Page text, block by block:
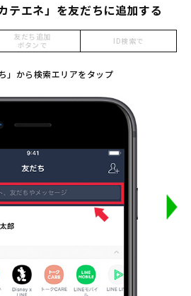
テエネ」を友だちに追加する
友だち追加
ボタンで
ID検索で
」から検索エリアをタップ